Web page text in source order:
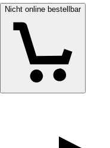
Nicht online bestellbar